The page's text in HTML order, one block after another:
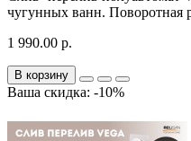
чугунных ванн. Поворотная
1 990.00 р.
В корзину
Ваша скидка: -10%